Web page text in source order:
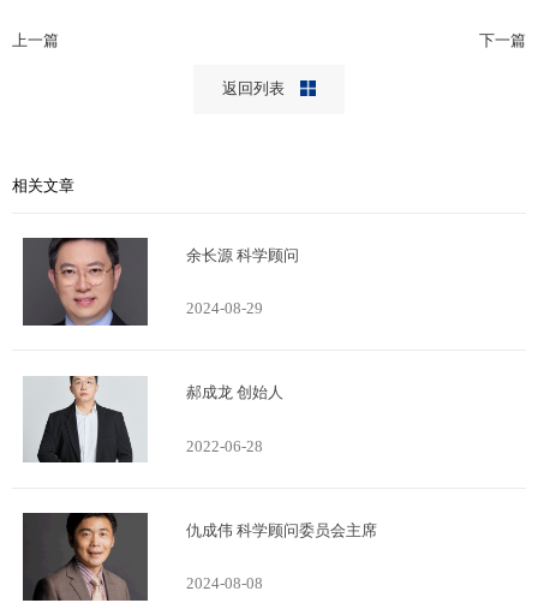
上一篇
返回列表
下一篇
相关文章
余长源 科学顾问
2024-08-29
郝成龙 创始人
2022-06-28
仇成伟 科学顾问委员会主席
2024-08-08